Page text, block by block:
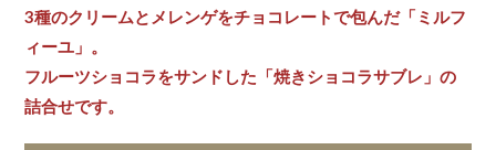
3種のクリームとメレンゲをチョコレートで包んだ「ミルフ
ィーユ」。
フルーツショコラをサンドした「焼きショコラサブレ」の
詰合せです。